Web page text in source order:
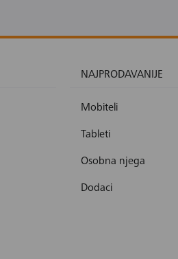
NAJPRODAVANIJE
Mobiteli
Tableti
Osobna njega
Dodaci